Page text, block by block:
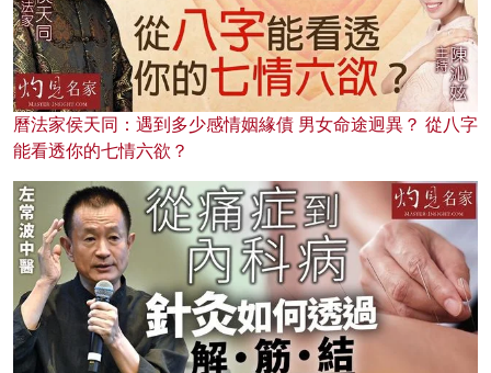
曆法家侯天同：遇到多少感情姻緣債 男女命途迥異？ 從八字
能看透你的七情六欲？